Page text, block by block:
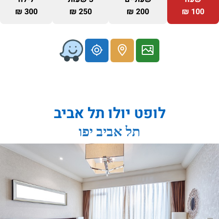
100 ₪
200 ₪
250 ₪
300 ₪
לופט יולו תל אביב
תל אביב יפו